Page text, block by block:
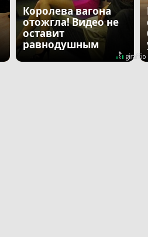
Королева вагона
отожгла! Видео не
оставит
равнодушным